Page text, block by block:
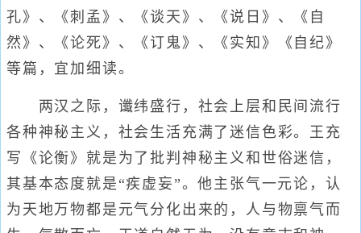
孔》、《刺孟》、《谈天》、《说日》、《自
然》、《论死》、《订鬼》、《实知》《自纪》
等篇，宜加细读。
两汉之际，谶纬盛行，社会上层和民间流行
各种神秘主义，社会生活充满了迷信色彩。王充
写《论衡》就是为了批判神秘主义和世俗迷信，
其基本态度就是“疾虚妄”。他主张气一元论，认
为天地万物都是元气分化出来的，人与物禀气而